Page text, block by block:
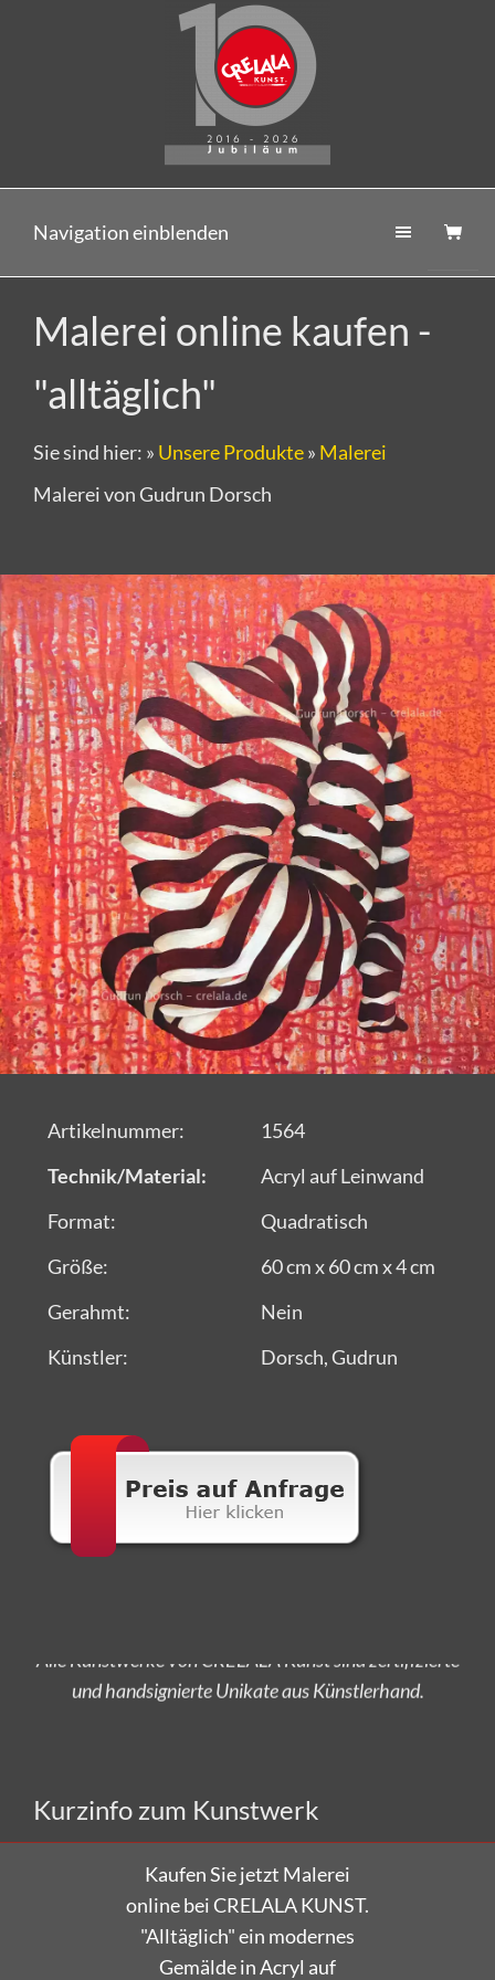
Navigation einblenden
Malerei online kaufen -
"alltäglich"
Sie sind hier: » Unsere Produkte» Malerei
Malerei von Gudrun Dorsch
Artikelnummer:
1564
Technik/Material:
Acryl auf Leinwand
Format:
Quadratisch
Größe:
60 cm x 60 cm x 4 cm
Gerahmt:
Nein
Künstler:
Dorsch, Gudrun
Kurzinfo zum Kunstwerk
Kaufen Sie jetzt Malerei
online bei CRELALA KUNST.
"Alltäglich" ein modernes
Gemälde in Acryl auf